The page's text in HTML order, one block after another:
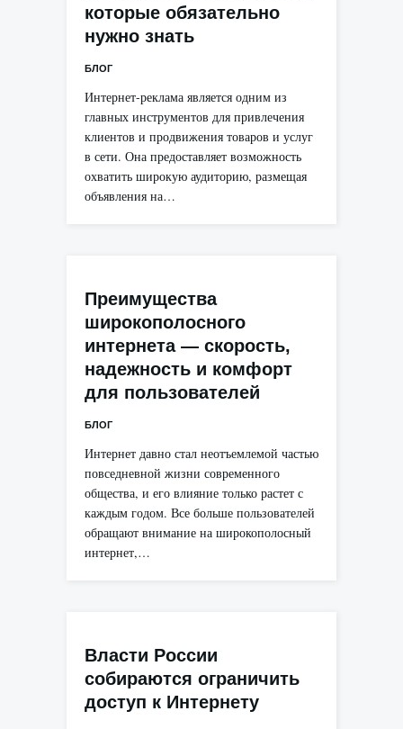
которые обязательно
нужно знать
БЛОГ
Интернет-реклама является одним из
главных инструментов для привлечения
клиентов и продвижения товаров и услуг
в сети. Она предоставляет возможность
охватить широкую аудиторию, размещая
объявления на…
Преимущества
широкополосного
интернета — скорость,
надежность и комфорт
для пользователей
БЛОГ
Интернет давно стал неотъемлемой частью
повседневной жизни современного
общества, и его влияние только растет с
каждым годом. Все больше пользователей
обращают внимание на широкополосный
интернет,…
Власти России
собираются ограничить
доступ к Интернету